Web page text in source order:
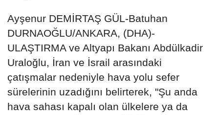
Ayşenur DEMİRTAŞ GÜL-Batuhan
DURNAOĞLU/ANKARA, (DHA)-
ULAŞTIRMA ve Altyapı Bakanı Abdülkadir
Uraloğlu, İran ve İsrail arasındaki
çatışmalar nedeniyle hava yolu sefer
sürelerinin uzadığını belirterek, "Şu anda
hava sahası kapalı olan ülkelere ya da